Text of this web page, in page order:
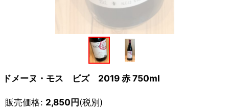
ドメーヌ・モス ビズ 2019 赤 750ml
販売価格: 2,850円(税別)